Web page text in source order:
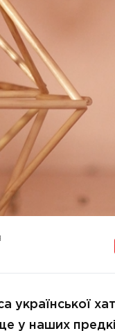
української
у наших